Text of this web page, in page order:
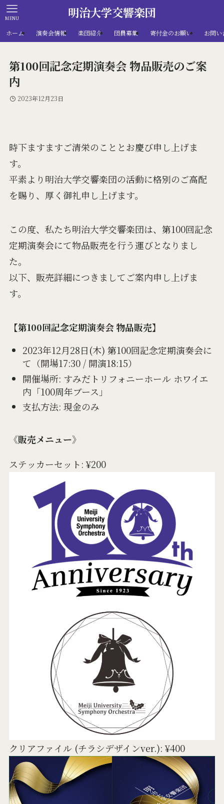
明治大学交響楽団
MENU
ホーム 演奏会情報 楽団紹介 団員募集 寄付金のお願い お問い
第100回記念定期演奏会 物品販売のご案
内
2023年12月23日
時下ますますご清栄のこととお慶び申し上げま
す。
平素より明治大学交響楽団の活動に格別のご高配
を賜り、厚く御礼申し上げます。
この度、私たち明治大学交響楽団は、第100回記念
定期演奏会にて物品販売を行う運びとなりまし
た。
以下、販売詳細につきましてご案内申し上げま
す。
【第100回記念定期演奏会 物品販売】
2023年12月28日(木) 第100回記念定期演奏会に
て（開場17:30 / 開演18:15）
開催場所: すみだトリフォニーホール ホワイエ
内「100周年ブース」
支払方法: 現金のみ
《販売メニュー》
ステッカーセット: ¥200
クリアファイル (チラシデザインver.): ¥400